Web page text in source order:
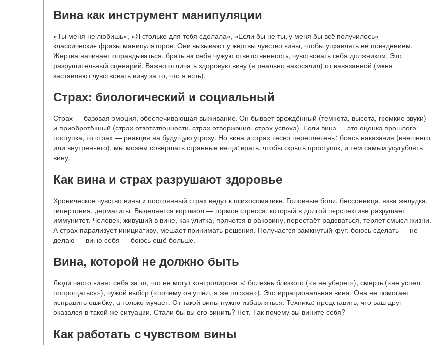
Вина как инструмент манипуляции
«Ты меня не любишь», «Я столько для тебя сделала», «Если бы не ты, у меня бы всё получилось» —
классические фразы манипуляторов. Они вызывают у жертвы чувство вины, чтобы управлять её поведением.
Жертва начинает оправдываться, брать на себя чужую ответственность, чувствовать себя должником. Это
разрушительный сценарий. Важно отличать здоровую вину (я реально накосячил) от навязанной (меня
заставляют чувствовать вину за то, что я есть).
Страх: биологический и социальный
Страх — базовая эмоция, обеспечивающая выживание. Он бывает врождённый (темнота, высота, громкие звуки)
и приобретённый (страх ответственности, страх отвержения, страх успеха). Если вина — это оценка прошлого
поступка, то страх — реакция на будущую угрозу. Но вина и страх тесно переплетены: боясь наказания (внешнего
или внутреннего), мы можем совершать странные вещи: врать, чтобы скрыть проступок, и тем самым усугублять
вину.
Как вина и страх разрушают здоровье
Хроническое чувство вины и постоянный страх ведут к психосоматике. Головные боли, бессонница, язва желудка,
гипертония, дерматиты. Выделяется кортизол — гормон стресса, который в долгой перспективе разрушает
иммунитет. Человек, живущий в вине, как улитка, прячется в раковину, перестаёт радоваться, теряет смысл жизни.
А страх парализует инициативу, мешает принимать решения. Получается замкнутый круг: боюсь сделать — не
делаю — виню себя — боюсь ещё больше.
Вина, которой не должно быть
Люди часто винят себя за то, что не могут контролировать: болезнь близкого («я не уберег»), смерть («не успел
попрощаться»), чужой выбор («почему он ушёл, я же плохая»). Это иррациональная вина. Она не помогает
исправить ошибку, а только мучает. От такой вины нужно избавляться. Техника: представить, что ваш друг
оказался в такой же ситуации. Стали бы вы его винить? Нет. Так почему вы вините себя?
Как работать с чувством вины